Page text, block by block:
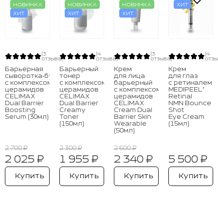
НОВИНКА
ХИТ
(3
отзыва)
Барьерная
сыворотка‑бустер
с комплексом
церамидов
CELIMAX
Dual Barrier
Boosting
Serum (30мл)
2 700 ₽
2 025 ₽
Купить
НОВИНКА
ХИТ
(4
отзыва)
Барьерный
тонер
с комплексом
церамидов
CELIMAX
Dual Barrier
Creamy
Toner
(150мл)
2 300 ₽
1 955 ₽
Купить
НОВИНКА
ХИТ
(3
отзыва)
Крем
для лица
барьерный
с комплексом
церамидов
CELIMAX
Cream Dual
Barrier Skin
Wearable
(50мл)
2 600 ₽
2 340 ₽
Купить
ХИТ
(4
Крем
для глаз
с ретиналем
MEDIPEEL⁺
Retinal
NMN Bounce
Shot
Eye Cream
(15мл)
5 500 ₽
Купить